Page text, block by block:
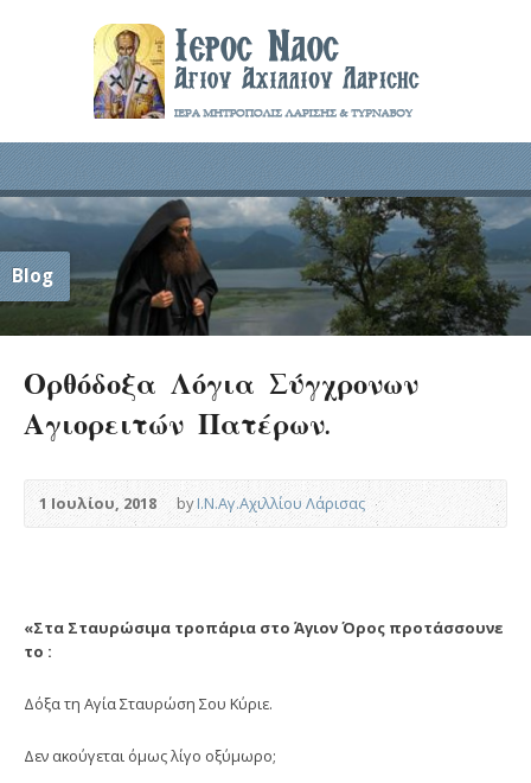
Blog
Ορθόδοξα Λόγια Σύγχρονων
Αγιορειτών Πατέρων.
1 Ιουλίου, 2018 byΙ.Ν.Αγ.Αχιλλίου Λάρισας
«Στα Σταυρώσιμα τροπάρια στο Άγιον Όρος προτάσσουνε
το :
Δόξα τη Αγία Σταυρώση Σου Κύριε.
Δεν ακούγεται όμως λίγο οξύμωρο;